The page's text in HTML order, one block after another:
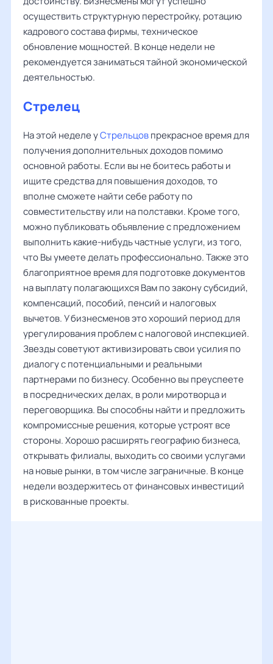
осуществить структурную перестройку, ротацию
кадрового состава фирмы, техническое
обновление мощностей. В конце недели не
рекомендуется заниматься тайной экономической
деятельностью.
Стрелец
На этой неделе уСтрельцовпрекрасное время для
получения дополнительных доходов помимо
основной работы. Если вы не боитесь работы и
ищите средства для повышения доходов, то
вполне сможете найти себе работу по
совместительству или на полставки. Кроме того,
можно публиковать объявление с предложением
выполнить какие-нибудь частные услуги, из того,
что Вы умеете делать профессионально. Также это
благоприятное время для подготовке документов
на выплату полагающихся Вам по закону субсидий,
компенсаций, пособий, пенсий и налоговых
вычетов. У бизнесменов это хороший период для
урегулирования проблем с налоговой инспекцией.
Звезды советуют активизировать свои усилия по
диалогу с потенциальными и реальными
партнерами по бизнесу. Особенно вы преуспеете
в посреднических делах, в роли миротворца и
переговорщика. Вы способны найти и предложить
компромиссные решения, которые устроят все
стороны. Хорошо расширять географию бизнеса,
открывать филиалы, выходить со своими услугами
на новые рынки, в том числе заграничные. В конце
недели воздержитесь от финансовых инвестиций
в рискованные проекты.